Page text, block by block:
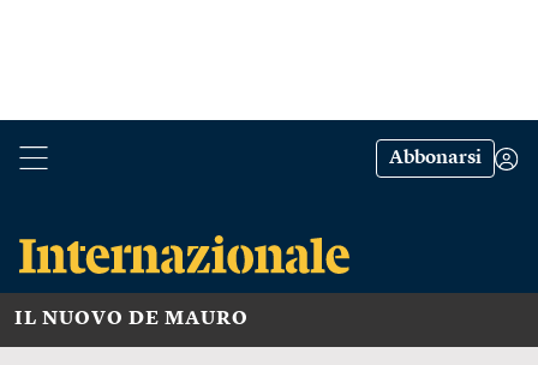
Abbonarsi
IL NUOVO DE MAURO